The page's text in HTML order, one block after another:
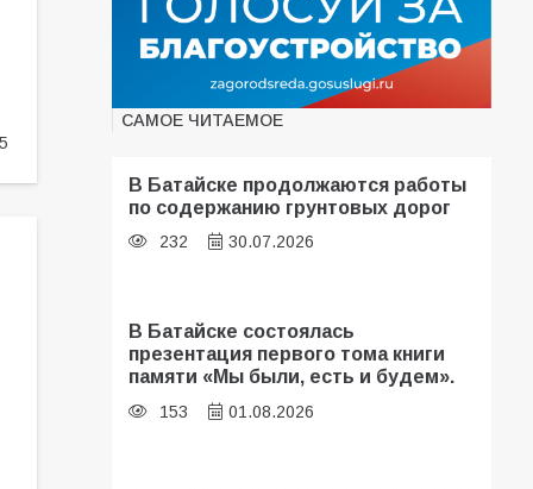
САМОЕ ЧИТАЕМОЕ
В Батайске продолжаются работы
по содержанию грунтовых дорог
232 30.07.2026
В Батайске состоялась
презентация первого тома книги
памяти «Мы были, есть и будем».
153 01.08.2026